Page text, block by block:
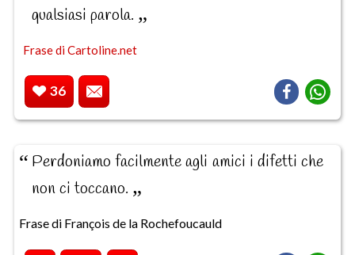
qualsiasi parola.
Frase di Cartoline.net
36
Perdoniamo facilmente agli amici i difetti che
non ci toccano.
Frase di François de la Rochefoucauld